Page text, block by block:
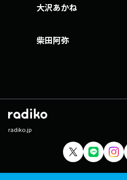
大沢あかね
柴田阿弥
radiko.jp